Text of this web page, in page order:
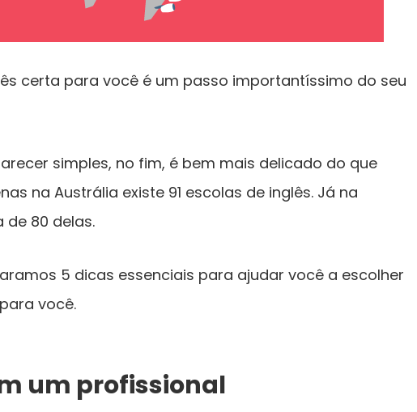
certa para você é um passo importantíssimo do seu
simples, no fim, é bem mais delicado do que
na Austrália existe 91 escolas de inglês. Já na
de 80 delas.
5 dicas essenciais para ajudar você a escolher
você.
um profissional